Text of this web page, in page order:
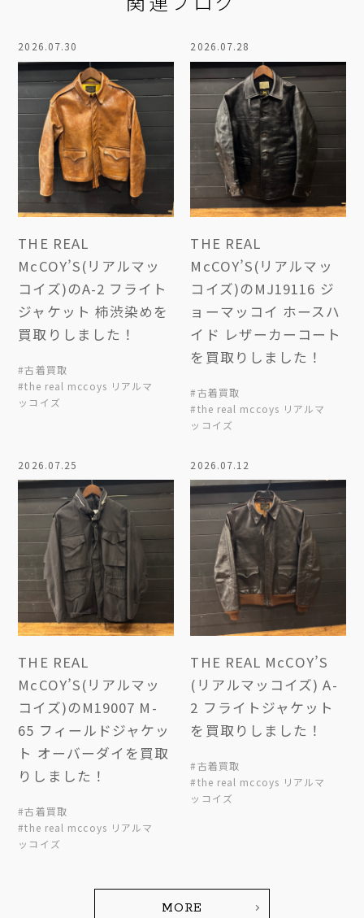
2026.07.30
THE REAL
McCOY’S(リアルマッ
コイズ)のA-2 フライト
ジャケット 柿渋染めを
買取りしました！
#古着買取
#the real mccoys リアルマ
ッコイズ
2026.07.28
THE REAL
McCOY’S(リアルマッ
コイズ)のMJ19116 ジ
ョーマッコイ ホースハ
イド レザーカーコート
を買取りしました！
#古着買取
#the real mccoys リアルマ
ッコイズ
2026.07.25
THE REAL
McCOY’S(リアルマッ
コイズ)のM19007 M-
65 フィールドジャケッ
ト オーバーダイを買取
りしました！
#古着買取
#the real mccoys リアルマ
ッコイズ
2026.07.12
THE REAL McCOY’S
(リアルマッコイズ) A-
2 フライトジャケット
を買取りしました！
#古着買取
#the real mccoys リアルマ
ッコイズ
MORE